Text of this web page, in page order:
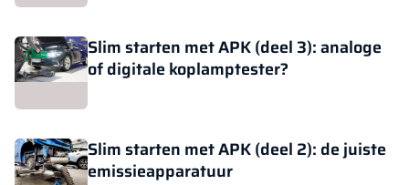
Slim starten met APK (deel 3): analoge
of digitale koplamptester?
Slim starten met APK (deel 2): de juiste
emissieapparatuur